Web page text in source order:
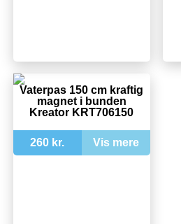
Vaterpas 150 cm kraftig
magnet i bunden
Kreator KRT706150
260 kr. Vis mere